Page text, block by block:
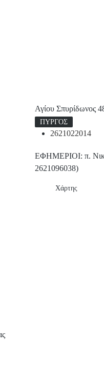
Αγίου Σπυρίδωνος
ΠΥΡΓΟΣ
2621022014
ΕΦΗΜΕΡΙΟΙ: π.
2621096038)
Χάρτης